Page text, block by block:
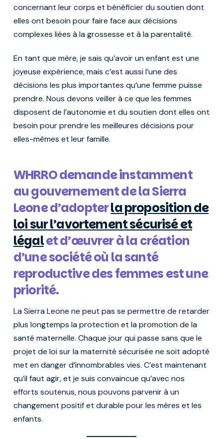
concernant leur corps et bénéficier du soutien dont
elles ont besoin pour faire face aux décisions
complexes liées à la grossesse et à la parentalité.
En tant que mère, je sais qu’avoir un enfant est une
joyeuse expérience, mais c’est aussi l’une des
décisions les plus importantes qu’une femme puisse
prendre. Nous devons veiller à ce que les femmes
disposent de l’autonomie et du soutien dont elles ont
besoin pour prendre les meilleures décisions pour
elles-mêmes et leur famille.
WHRRO demande instamment
au gouvernement de la Sierra
Leone d’adopterla proposition de
loi sur l’avortement sécurisé et
légalet d’œuvrer à la création
d’une société où la santé
reproductive des femmes est une
priorité.
La Sierra Leone ne peut pas se permettre de retarder
plus longtemps la protection et la promotion de la
santé maternelle. Chaque jour qui passe sans que le
projet de loi sur la maternité sécurisée ne soit adopté
met en danger d’innombrables vies. C’est maintenant
qu’il faut agir, et je suis convaincue qu’avec nos
efforts soutenus, nous pouvons parvenir à un
changement positif et durable pour les mères et les
enfants.